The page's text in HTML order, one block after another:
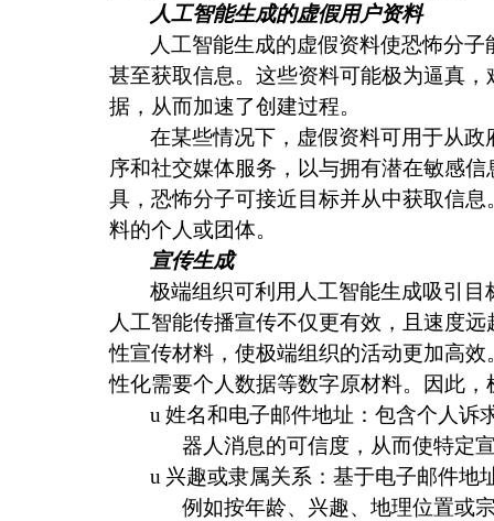
人工智能生成的虚假用户资料
人工智能生成的虚假资料使恐怖分
甚至获取信息。这些资料可能极为逼真
据，从而加速了创建过程。
在某些情况下，虚假资料可用于从
序和社交媒体服务，以与拥有潜在敏感
具，恐怖分子可接近目标并从中获取信
料的个人或团体。
宣传生成
极端组织可利用人工智能生成吸引
人工智能传播宣传不仅更有效，且速度
性宣传材料，使极端组织的活动更加高
性化需要个人数据等数字原材料。因此
u 姓名和电子邮件地址：包含个人诉
器人消息的可信度，从而使特定
u 兴趣或隶属关系：基于电子邮件地
例如按年龄、兴趣、地理位置或